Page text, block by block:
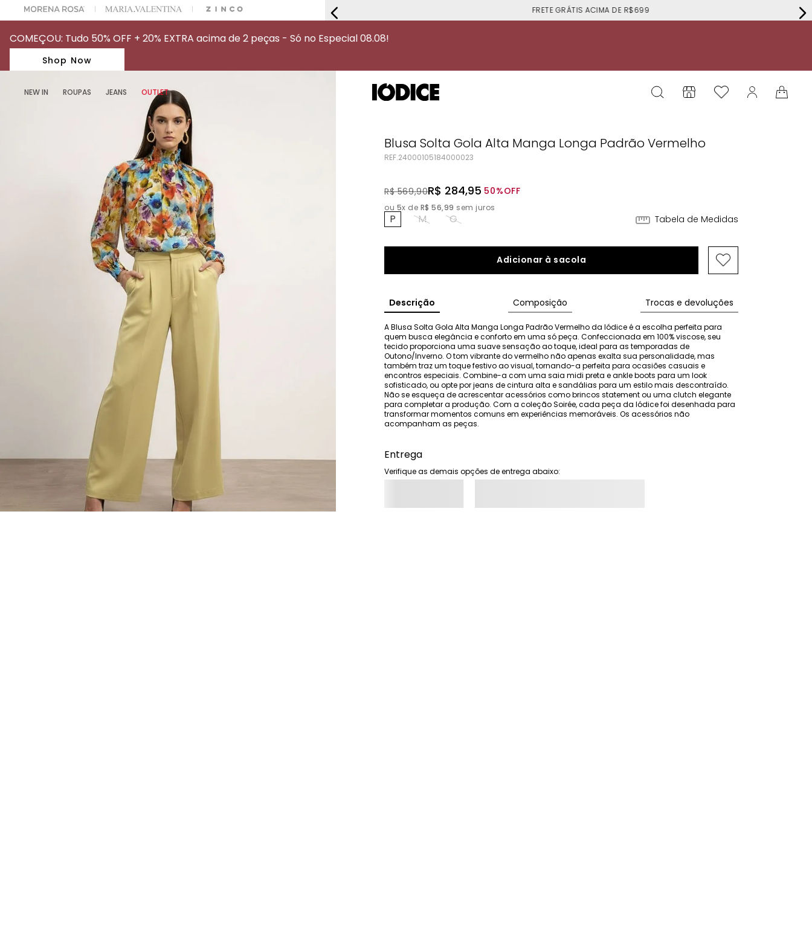
ESCOLHER SEU LOOK? FALE COM NOSSA PERSONAL SHOPPER. FRETE GRÁTIS ACIMA DE R$699
COMEÇOU: Tudo 50% OFF + 20% EXTRA acima de 2 peças - Só no Especial 08.08!
Shop Now
NEW IN ROUPAS JEANS OUTLET
Blusa Solta Gola Alta Manga Longa Padrão Vermelho
REF.24000105184000023
R$ 569,90R$ 284,95 50%OFF
ou 5x de R$ 56,99 sem juros
P M G Tabela de Medidas
Adicionar à sacola
Descrição Composição Trocas e devoluções
A Blusa Solta Gola Alta Manga Longa Padrão Vermelho da Iódice é a escolha perfeita para
quem busca elegância e conforto em uma só peça. Confeccionada em 100% viscose, seu
tecido proporciona uma suave sensação ao toque, ideal para as temporadas de
Outono/Inverno. O tom vibrante do vermelho não apenas exalta sua personalidade, mas
também traz um toque festivo ao visual, tornando-a perfeita para ocasiões casuais e
encontros especiais. Combine-a com uma saia midi preta e ankle boots para um look
sofisticado, ou opte por jeans de cintura alta e sandálias para um estilo mais descontraído.
Não se esqueça de acrescentar acessórios como brincos statement ou uma clutch elegante
para completar a produção. Com a coleção Soirée, cada peça da Iódice foi desenhada para
transformar momentos comuns em experiências memoráveis. Os acessórios não
acompanham as peças.
Entrega
Verifique as demais opções de entrega abaixo: